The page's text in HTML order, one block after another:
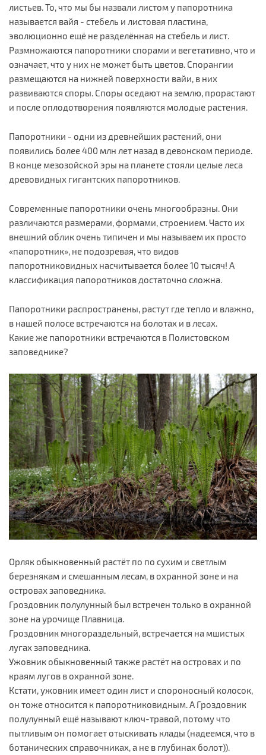
листьев. То, что мы бы назвали листом у папоротника
называется вайя - стебель и листовая пластина,
эволюционно ещё не разделённая на стебель и лист.
Размножаются папоротники спорами и вегетативно, что и
означает, что у них не может быть цветов. Спорангии
размещаются на нижней поверхности вайи, в них
развиваются споры. Споры оседают на землю, прорастают
и после оплодотворения появляются молодые растения.
Папоротники - одни из древнейших растений, они
появились более 400 млн лет назад в девонском периоде.
В конце мезозойской эры на планете стояли целые леса
древовидных гигантских папоротников.
Современные папоротники очень многообразны. Они
различаются размерами, формами, строением. Часто их
внешний облик очень типичен и мы называем их просто
«папоротник», не подозревая, что видов
папоротниковидных насчитывается более 10 тысяч! А
классификация папоротников достаточно сложна.
Папоротники распространены, растут где тепло и влажно,
в нашей полосе встречаются на болотах и в лесах.
Какие же папоротники встречаются в Полистовском
заповеднике?
Орляк обыкновенный растёт по по сухим и светлым
березнякам и смешанным лесам, в охранной зоне и на
островах заповедника.
Гроздовник полулунный был встречен только в охранной
зоне на урочище Плавница.
Гроздовник многораздельный, встречается на мшистых
лугах заповедника.
Ужовник обыкновенный также растёт на островах и по
краям лугов в охранной зоне.
Кстати, ужовник имеет один лист и спороносный колосок,
он тоже относится к папоротниковидным. А Гроздовник
полулунный ещё называют ключ-травой, потому что
пытливым он помогает отыскивать клады (надеемся, что в
ботанических справочниках, а не в глубинах болот)).